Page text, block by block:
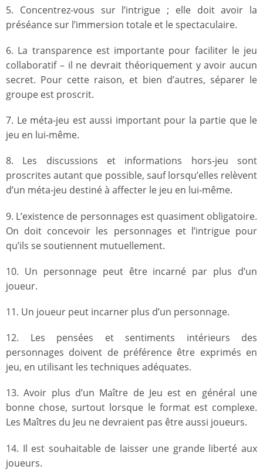
5. Concentrez-vous sur l’intrigue ; elle doit avoir la
préséance sur l’immersion totale et le spectaculaire.
6. La transparence est importante pour faciliter le jeu
collaboratif – il ne devrait théoriquement y avoir aucun
secret. Pour cette raison, et bien d’autres, séparer le
groupe est proscrit.
7. Le méta-jeu est aussi important pour la partie que le
jeu en lui-même.
8. Les discussions et informations hors-jeu sont
proscrites autant que possible, sauf lorsqu’elles relèvent
d’un méta-jeu destiné à affecter le jeu en lui-même.
9. L’existence de personnages est quasiment obligatoire.
On doit concevoir les personnages et l’intrigue pour
qu’ils se soutiennent mutuellement.
10. Un personnage peut être incarné par plus d’un
joueur.
11. Un joueur peut incarner plus d’un personnage.
12. Les pensées et sentiments intérieurs des
personnages doivent de préférence être exprimés en
jeu, en utilisant les techniques adéquates.
13. Avoir plus d’un Maître de Jeu est en général une
bonne chose, surtout lorsque le format est complexe.
Les Maîtres du Jeu ne devraient pas être aussi joueurs.
14. Il est souhaitable de laisser une grande liberté aux
joueurs.